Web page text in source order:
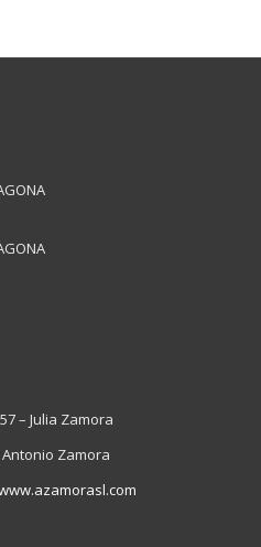
– Julia Zamora
Antonio Zamora